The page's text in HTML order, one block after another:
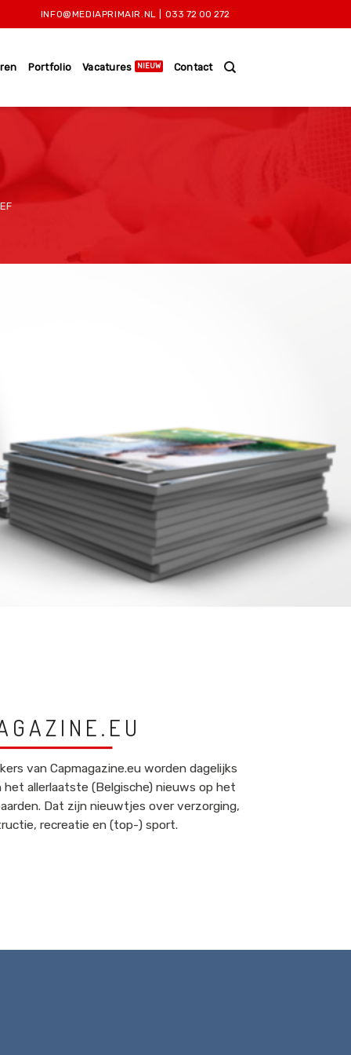
INFO@MEDIAPRIMAIR.NL 033 72 00 272
Portfolio Vacatures Contact
van Capmagazine.eu worden dagelijks
het allerlaatste (Belgische) nieuws op het
Dat zijn nieuwtjes over verzorging,
recreatie en (top-) sport.